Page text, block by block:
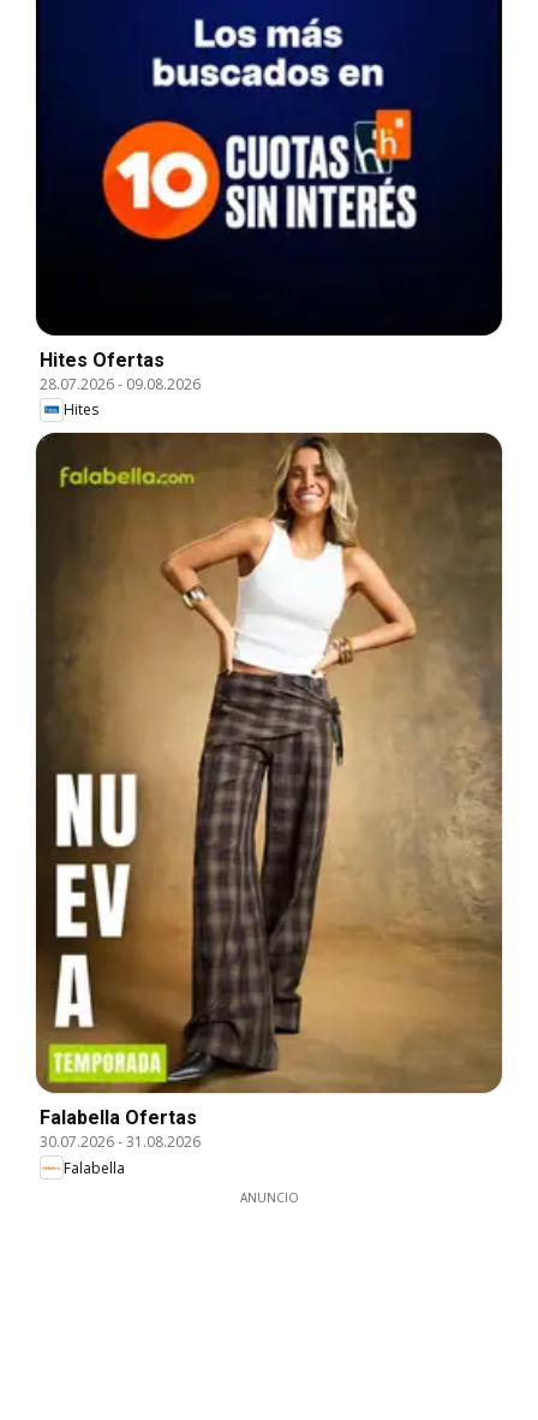
Hites Ofertas
28.07.2026- 09.08.2026
Hites
Falabella Ofertas
30.07.2026-31.08.2026
Falabella
ANUNCIO